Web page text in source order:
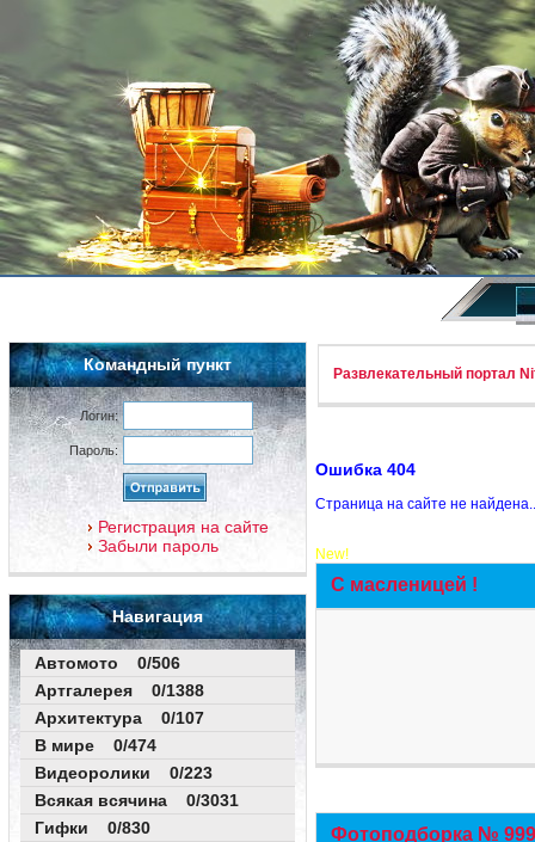
Командный пункт
Логин:
Пароль:
Регистрация на сайте
Забыли пароль
Навигация
Автомото 0/506
Артгалерея 0/1388
Архитектура 0/107
В мире 0/474
Видеоролики 0/223
Всякая всячина 0/3031
Гифки 0/830
Развлекательный портал
Ошибка 404
Страница на сайте не
New!
С масленицей !
Фотоподборка №